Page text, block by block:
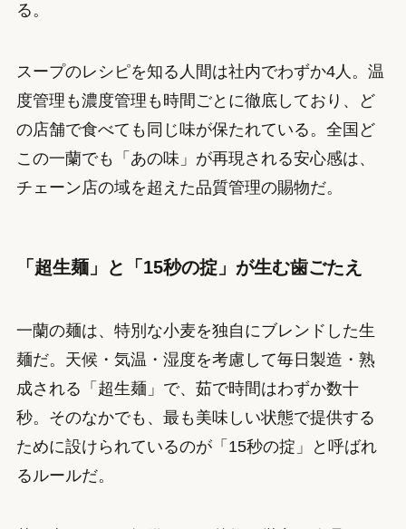
る。
スープのレシピを知る人間は社内でわずか4人。温
度管理も濃度管理も時間ごとに徹底しており、ど
の店舗で食べても同じ味が保たれている。全国ど
この一蘭でも「あの味」が再現される安心感は、
チェーン店の域を超えた品質管理の賜物だ。
「超生麺」と「15秒の掟」が生む歯ごたえ
一蘭の麺は、特別な小麦を独自にブレンドした生
麺だ。天候・気温・湿度を考慮して毎日製造・熟
成される「超生麺」で、茹で時間はわずか数十
秒。そのなかでも、最も美味しい状態で提供する
ために設けられているのが「15秒の掟」と呼ばれ
るルールだ。